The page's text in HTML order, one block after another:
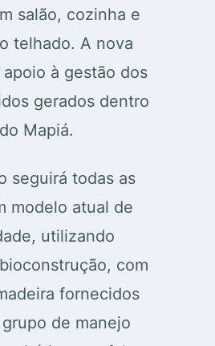
salão, cozinha e
telhado. A nova
à gestão dos
gerados dentro
Mapiá.
seguirá todas as
modelo atual de
utilizando
com
fornecidos
de manejo